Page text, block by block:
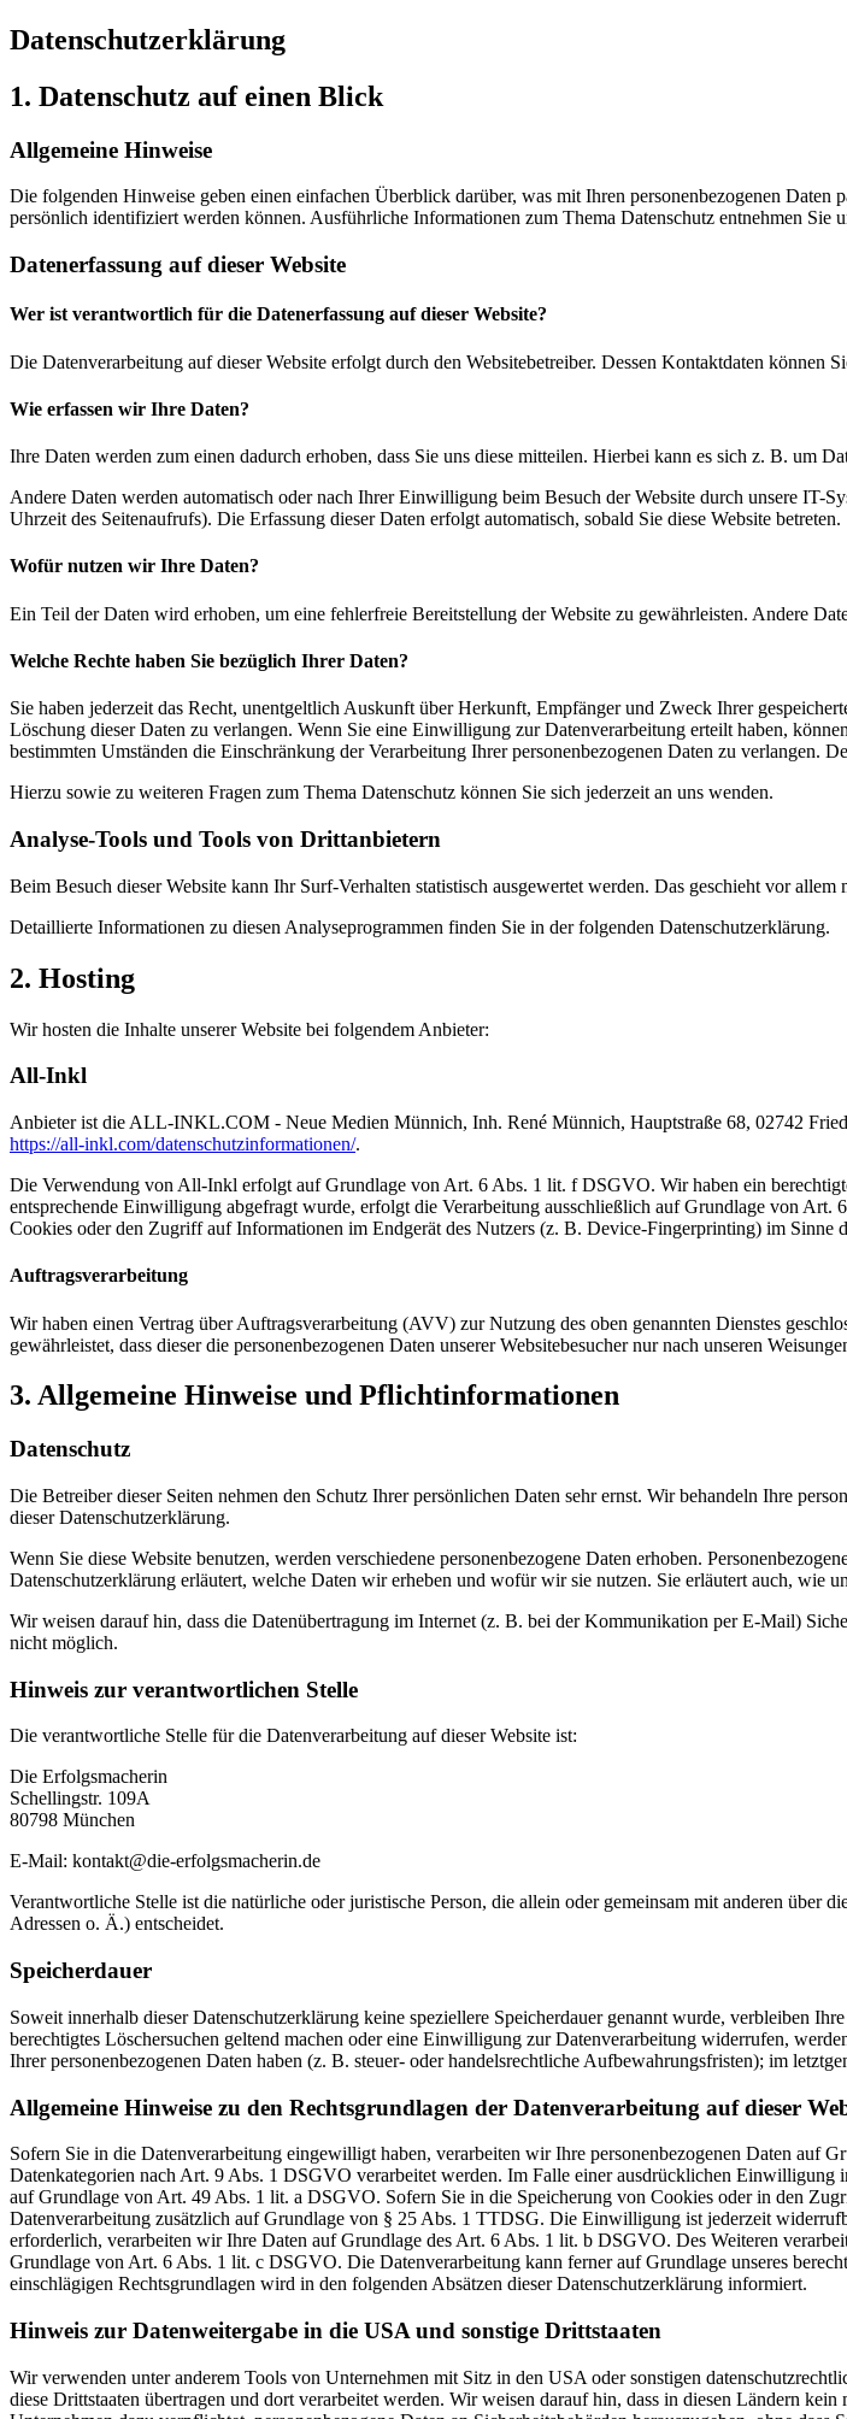
Datenschutz­erklärung
1. Datenschutz auf einen Blick
Allgemeine Hinweise
Die folgenden Hinweise geben einen einfachen Überblick darüber, was mit Ihren personenbezogenen Daten
persönlich identifiziert werden können. Ausführliche Informationen zum Thema Datenschutz entnehmen Sie
Datenerfassung auf dieser Website
Wer ist verantwortlich für die Datenerfassung auf dieser Website?
Die Datenverarbeitung auf dieser Website erfolgt durch den Websitebetreiber. Dessen Kontaktdaten
Wie erfassen wir Ihre Daten?
Ihre Daten werden zum einen dadurch erhoben, dass Sie uns diese mitteilen. Hierbei kann es sich z. B. um
Andere Daten werden automatisch oder nach Ihrer Einwilligung beim Besuch der Website durch unsere IT-
Uhrzeit des Seitenaufrufs). Die Erfassung dieser Daten erfolgt automatisch, sobald Sie diese Website betreten.
Wofür nutzen wir Ihre Daten?
Ein Teil der Daten wird erhoben, um eine fehlerfreie Bereitstellung der Website zu gewährleisten. Andere
Welche Rechte haben Sie bezüglich Ihrer Daten?
Sie haben jederzeit das Recht, unentgeltlich Auskunft über Herkunft, Empfänger und Zweck Ihrer
Löschung dieser Daten zu verlangen. Wenn Sie eine Einwilligung zur Datenverarbeitung erteilt haben,
bestimmten Umständen die Einschränkung der Verarbeitung Ihrer personenbezogenen Daten zu verlangen.
Hierzu sowie zu weiteren Fragen zum Thema Datenschutz können Sie sich jederzeit an uns wenden.
Analyse-Tools und Tools von Dritt­anbietern
Beim Besuch dieser Website kann Ihr Surf-Verhalten statistisch ausgewertet werden. Das geschieht vor allem
Detaillierte Informationen zu diesen Analyseprogrammen finden Sie in der folgenden Datenschutzerklärung.
2. Hosting
Wir hosten die Inhalte unserer Website bei folgendem Anbieter:
All-Inkl
Anbieter ist die ALL-INKL.COM - Neue Medien Münnich, Inh. René Münnich, Hauptstraße 68, 02742
https://all-inkl.com/datenschutzinformationen/.
Die Verwendung von All-Inkl erfolgt auf Grundlage von Art. 6 Abs. 1 lit. f DSGVO. Wir haben ein
entsprechende Einwilligung abgefragt wurde, erfolgt die Verarbeitung ausschließlich auf Grundlage von
Cookies oder den Zugriff auf Informationen im Endgerät des Nutzers (z. B. Device-Fingerprinting) im
Auftragsverarbeitung
Wir haben einen Vertrag über Auftragsverarbeitung (AVV) zur Nutzung des oben genannten Dienstes
gewährleistet, dass dieser die personenbezogenen Daten unserer Websitebesucher nur nach unseren
3. Allgemeine Hinweise und Pflicht­informationen
Datenschutz
Die Betreiber dieser Seiten nehmen den Schutz Ihrer persönlichen Daten sehr ernst. Wir behandeln Ihre
dieser Datenschutzerklärung.
Wenn Sie diese Website benutzen, werden verschiedene personenbezogene Daten erhoben.
Datenschutzerklärung erläutert, welche Daten wir erheben und wofür wir sie nutzen. Sie erläutert auch, wie
Wir weisen darauf hin, dass die Datenübertragung im Internet (z. B. bei der Kommunikation per E-Mail)
nicht möglich.
Hinweis zur verantwortlichen Stelle
Die verantwortliche Stelle für die Datenverarbeitung auf dieser Website ist:
Die Erfolgsmacherin
Schellingstr. 109A
80798 München
E-Mail: kontakt@die-erfolgsmacherin.de
Verantwortliche Stelle ist die natürliche oder juristische Person, die allein oder gemeinsam mit anderen
Adressen o. Ä.) entscheidet.
Speicherdauer
Soweit innerhalb dieser Datenschutzerklärung keine speziellere Speicherdauer genannt wurde, verbleiben
berechtigtes Löschersuchen geltend machen oder eine Einwilligung zur Datenverarbeitung widerrufen,
Ihrer personenbezogenen Daten haben (z. B. steuer- oder handelsrechtliche Aufbewahrungsfristen); im
Allgemeine Hinweise zu den Rechtsgrundlagen der Datenverarbeitung auf dieser
Sofern Sie in die Datenverarbeitung eingewilligt haben, verarbeiten wir Ihre personenbezogenen Daten
Datenkategorien nach Art. 9 Abs. 1 DSGVO verarbeitet werden. Im Falle einer ausdrücklichen
auf Grundlage von Art. 49 Abs. 1 lit. a DSGVO. Sofern Sie in die Speicherung von Cookies oder in den
Datenverarbeitung zusätzlich auf Grundlage von § 25 Abs. 1 TTDSG. Die Einwilligung ist jederzeit
erforderlich, verarbeiten wir Ihre Daten auf Grundlage des Art. 6 Abs. 1 lit. b DSGVO. Des Weiteren
Grundlage von Art. 6 Abs. 1 lit. c DSGVO. Die Datenverarbeitung kann ferner auf Grundlage unseres
einschlägigen Rechtsgrundlagen wird in den folgenden Absätzen dieser Datenschutzerklärung informiert.
Hinweis zur Datenweitergabe in die USA und sonstige Drittstaaten
Wir verwenden unter anderem Tools von Unternehmen mit Sitz in den USA oder sonstigen
diese Drittstaaten übertragen und dort verarbeitet werden. Wir weisen darauf hin, dass in diesen Ländern